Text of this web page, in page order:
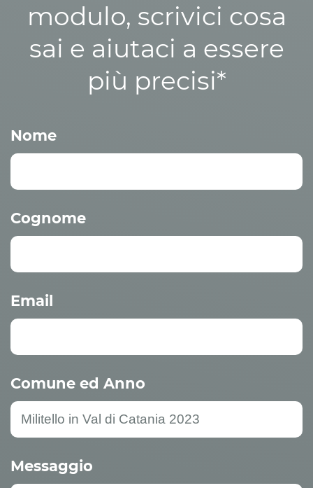
modulo, scrivici cosa
sai e aiutaci a essere
più precisi*
Nome
Cognome
Email
Comune ed Anno
Messaggio